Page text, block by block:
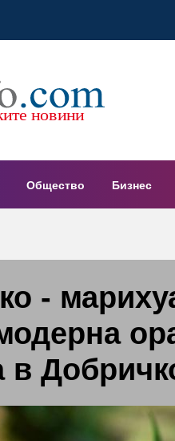
Общество Бизнес
-
в